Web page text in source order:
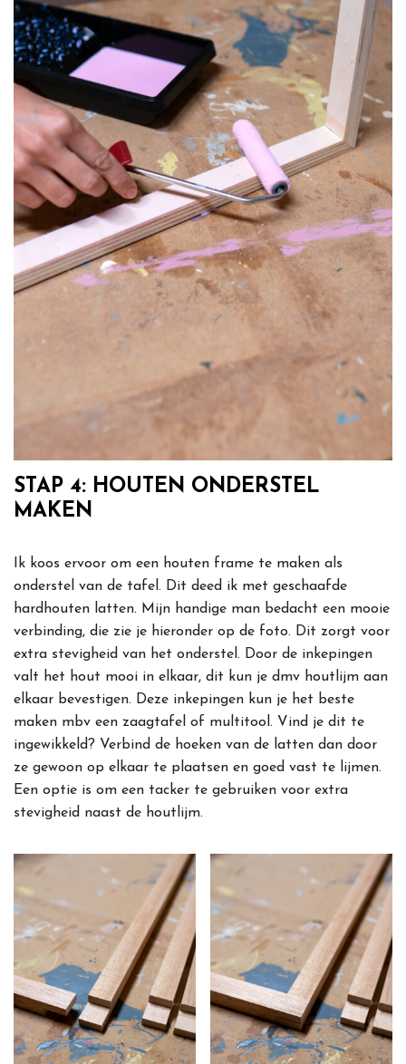
STAP 4: HOUTEN ONDERSTEL
MAKEN
Ik koos ervoor om een houten frame te maken als
onderstel van de tafel. Dit deed ik met geschaafde
hardhouten latten. Mijn handige man bedacht een mooie
verbinding, die zie je hieronder op de foto. Dit zorgt voor
extra stevigheid van het onderstel. Door de inkepingen
valt het hout mooi in elkaar, dit kun je dmv houtlijm aan
elkaar bevestigen. Deze inkepingen kun je het beste
maken mbv een zaagtafel of multitool. Vind je dit te
ingewikkeld? Verbind de hoeken van de latten dan door
ze gewoon op elkaar te plaatsen en goed vast te lijmen.
Een optie is om een tacker te gebruiken voor extra
stevigheid naast de houtlijm.